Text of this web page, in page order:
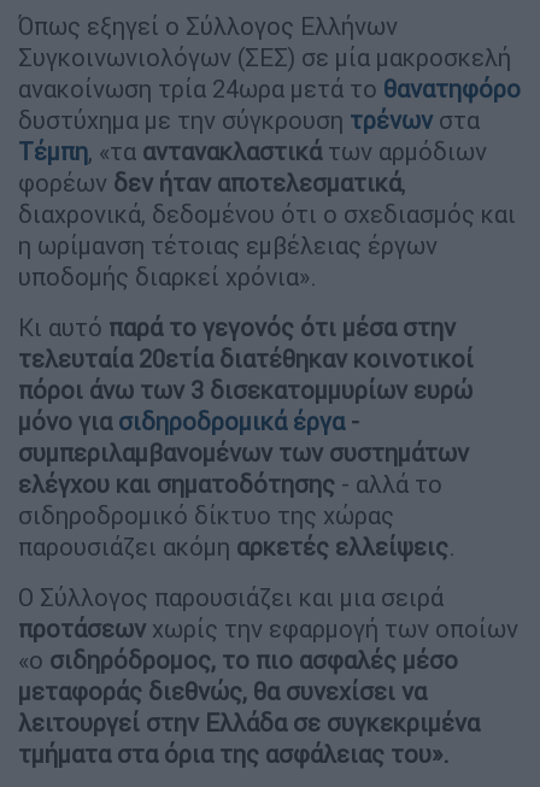
Όπως εξηγεί ο Σύλλογος Ελλήνων
Συγκοινωνιολόγων (ΣΕΣ) σε μία μακροσκελή
ανακοίνωση τρία 24ωρα μετά το θανατηφόρο
δυστύχημα με την σύγκρουση τρένων στα
Τέμπη, «τα αντανακλαστικάτων αρμόδιων
φορέων δεν ήταν αποτελεσματικά,
διαχρονικά, δεδομένου ότι ο σχεδιασμός και
η ωρίμανση τέτοιας εμβέλειας έργων
υποδομής διαρκεί χρόνια».
Κι αυτό παρά το γεγονός ότι μέσα στην
τελευταία 20ετία διατέθηκαν κοινοτικοί
πόροι άνω των 3 δισεκατομμυρίων ευρώ
μόνο για σιδηροδρομικά έργα-
συμπεριλαμβανομένων των συστημάτων
ελέγχου και σηματοδότησης - αλλά το
σιδηροδρομικό δίκτυο της χώρας
παρουσιάζει ακόμη αρκετές ελλείψεις.
Ο Σύλλογος παρουσιάζει και μια σειρά
προτάσεων χωρίς την εφαρμογή των οποίων
«ο σιδηρόδρομος, το πιο ασφαλές μέσο
μεταφοράς διεθνώς, θα συνεχίσει να
λειτουργεί στην Ελλάδα σε συγκεκριμένα
τμήματα στα όρια της ασφάλειας του».